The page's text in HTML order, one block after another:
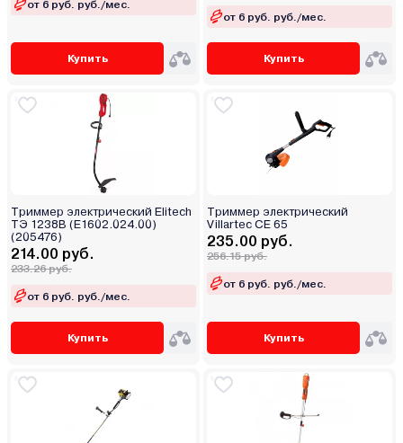
от 6 руб. руб./мес.
Купить
от 6 руб. руб./мес.
Купить
Триммер электрический Elitech
ТЭ 1238В (E1602.024.00)
(205476)
214.00 руб.
233.26 руб.
от 6 руб. руб./мес.
Купить
Триммер электрический
Villartec CE 65
235.00 руб.
256.15 руб.
от 6 руб. руб./мес.
Купить